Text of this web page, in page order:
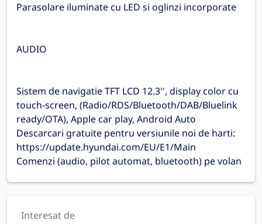
Parasolare iluminate cu LED si oglinzi incorporate
AUDIO
Sistem de navigatie TFT LCD 12.3'', display color cu
touch-screen, (Radio/RDS/Bluetooth/DAB/Bluelink
ready/OTA), Apple car play, Android Auto
Descarcari gratuite pentru versiunile noi de harti:
https://update.hyundai.com/EU/E1/Main
Comenzi (audio, pilot automat, bluetooth) pe volan
Interesat de